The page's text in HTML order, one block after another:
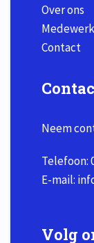
Over ons
Contact
Neem
Telefoon:
E-mail:
Volg